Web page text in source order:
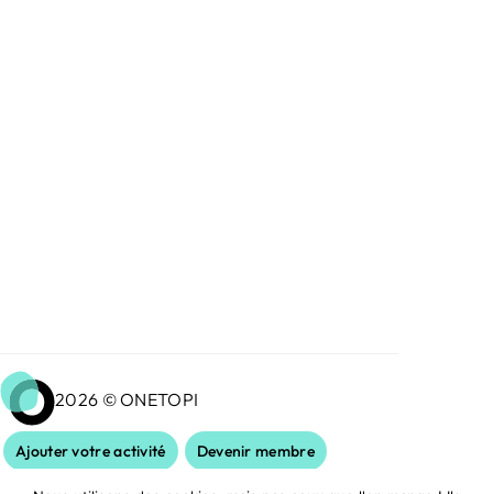
2026 © ONETOPI
Ajouter votre activité Devenir membre